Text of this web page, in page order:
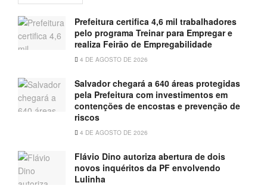
Prefeitura certifica 4,6 mil trabalhadores
pelo programa Treinar para Empregar e
realiza Feirão de Empregabilidade
4 DE AGOSTO DE 2026
Salvador chegará a 640 áreas protegidas
pela Prefeitura com investimentos em
contenções de encostas e prevenção de
riscos
4 DE AGOSTO DE 2026
Flávio Dino autoriza abertura de dois
novos inquéritos da PF envolvendo
Lulinha